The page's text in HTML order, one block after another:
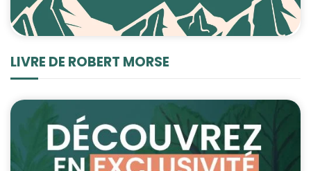
LIVRE DE ROBERT MORSE